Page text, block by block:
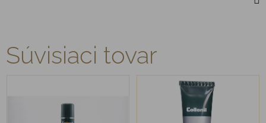
Súvisiaci tovar